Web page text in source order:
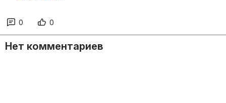
0 0
Нет комментариев